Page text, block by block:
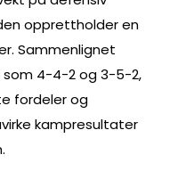
opprettholder en
Sammenlignet
4-4-2 og 3-5-2,
fordeler og
kampresultater